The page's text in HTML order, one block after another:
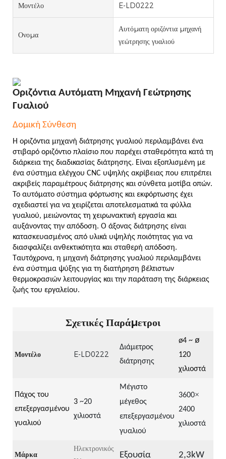
Μοντέλο E-LD0222
Ονομα
Αυτόματη οριζόντια μηχανή
γεώτρησης γυαλιού
Οριζόντια Αυτόματη Μηχανή Γεώτρησης
Γυαλιού
Δομική Σύνθεση
Η οριζόντια μηχανή διάτρησης γυαλιού περιλαμβάνει ένα
στιβαρό οριζόντιο πλαίσιο που παρέχει σταθερότητα κατά τη
διάρκεια της διαδικασίας διάτρησης. Είναι εξοπλισμένη με
ένα σύστημα ελέγχου CNC υψηλής ακρίβειας που επιτρέπει
ακριβείς παραμέτρους διάτρησης και σύνθετα μοτίβα οπών.
Το αυτόματο σύστημα φόρτωσης και εκφόρτωσης έχει
σχεδιαστεί για να χειρίζεται αποτελεσματικά τα φύλλα
γυαλιού, μειώνοντας τη χειρωνακτική εργασία και
αυξάνοντας την απόδοση. Ο άξονας διάτρησης είναι
κατασκευασμένος από υλικά υψηλής ποιότητας για να
διασφαλίζει ανθεκτικότητα και σταθερή απόδοση.
Ταυτόχρονα, η μηχανή διάτρησης γυαλιού περιλαμβάνει
ένα σύστημα ψύξης για τη διατήρηση βέλτιστων
θερμοκρασιών λειτουργίας και την παράταση της διάρκειας
ζωής του εργαλείου.
Σχετικές Παράμετροι
Μοντέλο E-LD0222
Διάμετρος
διάτρησης
ø4 ~ ø
120
χιλιοστά
Πάχος του
επεξεργασμένου
γυαλιού
3 ~20
χιλιοστά
Μέγιστο
μέγεθος
επεξεργασμένου
γυαλιού
3600×
2400
χιλιοστά
Μάρκα
Ηλεκτρονικός
Εξουσία 2,3kW